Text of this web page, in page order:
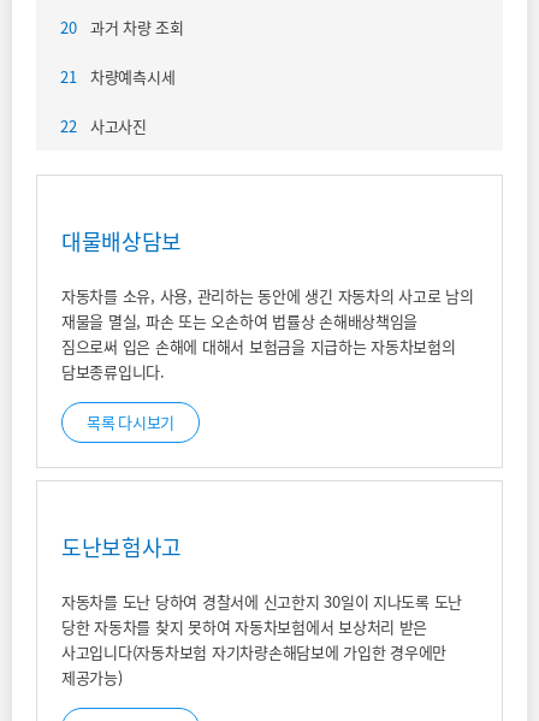
20 과거 차량 조회
21 차량예측시세
22 사고사진
대물배상담보
자동차를 소유, 사용, 관리하는 동안에 생긴 자동차의 사고로 남의
재물을 멸실, 파손 또는 오손하여 법률상 손해배상책임을
짐으로써 입은 손해에 대해서 보험금을 지급하는 자동차보험의
담보종류입니다.
목록 다시보기
도난보험사고
자동차를 도난 당하여 경찰서에 신고한지 30일이 지나도록 도난
당한 자동차를 찾지 못하여 자동차보험에서 보상처리 받은
사고입니다(자동차보험 자기차량손해담보에 가입한 경우에만
제공가능)